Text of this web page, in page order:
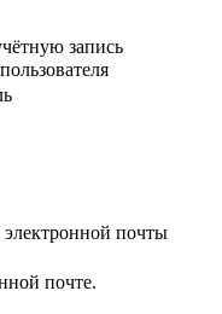
запись
почты
почте.